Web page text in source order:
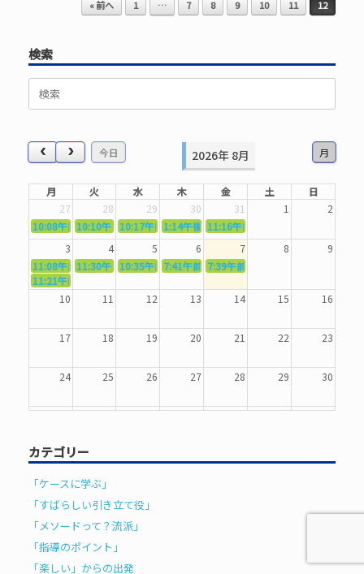
投稿ナビゲーション
« 前へ 1 … 7 8 9 10 11 12
検索
検
今日 月
2026年 8月
月 火 水 木 金 土
日
27
28 29 30 31 1
2
10:08午前
5362．～国語力を〜
10:10午前5363．～自信を〜
10:17午前 5364．～信じて待つ〜
1:14午後 5365．～計画的に〜
11:16午前
3
4 5 6 7 8
9
11:08午前
5367．～機能を育てる〜
11:30午前5369．～歌唱造形〜
10:35午前 5370．～バランスを〜
7:41午前 5371．～漢字学習〜
7:39午前
11:21午前
10
11 12 13 14 15 16
17 18 19 20 21 22 23
24 25 26 27 28 29 30
31 1 2 3 4 5 6
カテゴリー
「ケースに学ぶ」
「すばらしい引き立て役」
「メソードって？流派」
「指導のポイント」
「楽しい」からの出発